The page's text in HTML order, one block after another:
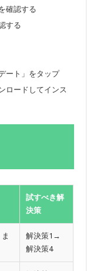
確認する
する
ート」をタップ
ロードしてインス
試すべき解
決策
解決策1→
解決策4